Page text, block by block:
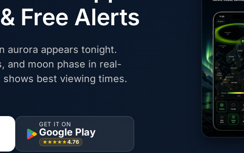
Free Alerts
aurora appears tonight.
and moon phase in real-
best viewing times.
GET IT ON
Google Play
★★★★★4.76